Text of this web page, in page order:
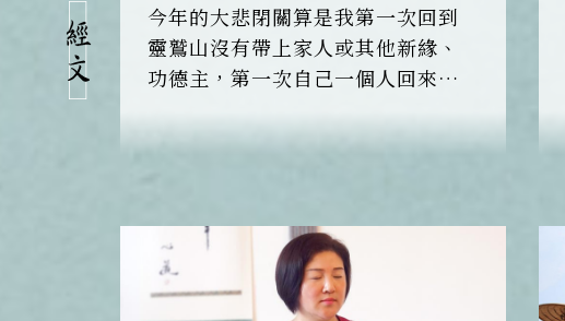
今年的大悲閉關算是我第一次回到
靈鷲山沒有帶上家人或其他新緣、
功德主，第一次自己一個人回來，
很自在，一個人，很好的跟自己相